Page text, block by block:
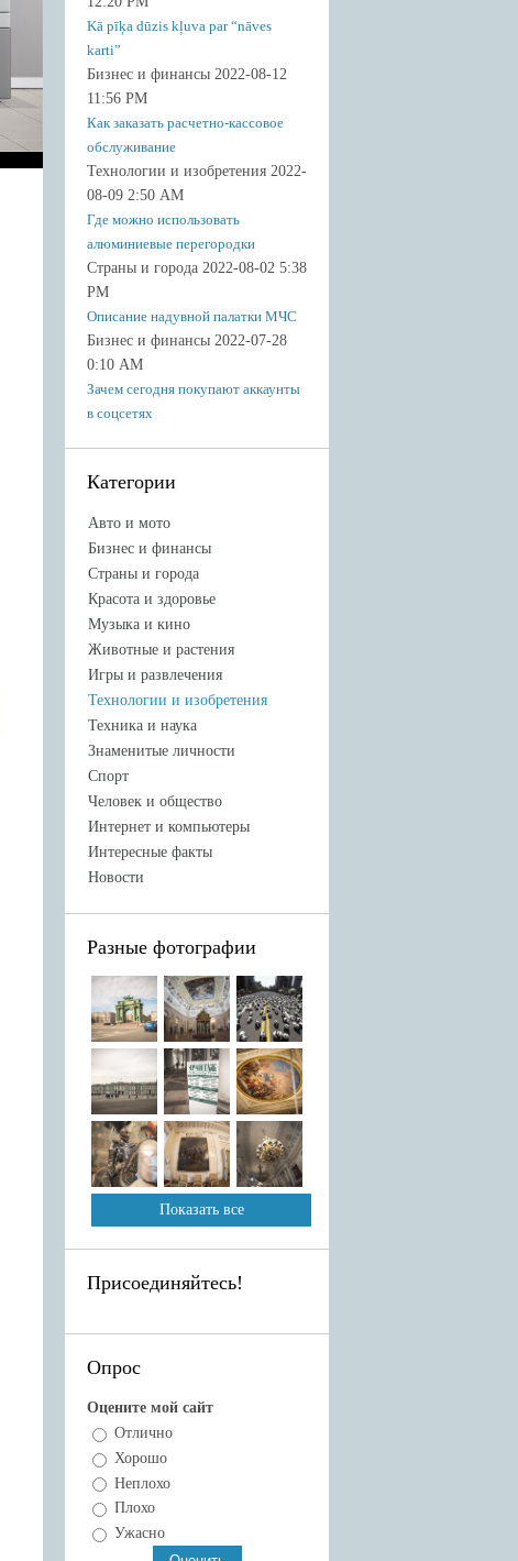
Kā pīķa dūzis kļuva par “nāves
karti”
Бизнес и финансы 2022-08-12
11:56 PM
Как заказать расчетно-кассовое
обслуживание
Технологии и изобретения 2022-
08-09 2:50 AM
Где можно использовать
алюминиевые перегородки
Страны и города 2022-08-02 5:38
PM
Описание надувной палатки МЧС
Бизнес и финансы 2022-07-28
0:10 AM
Зачем сегодня покупают аккаунты
в соцсетях
Категории
Авто и мото
Бизнес и финансы
Страны и города
Красота и здоровье
Музыка и кино
Животные и растения
Игры и развлечения
Технологии и изобретения
Техника и наука
Знаменитые личности
Спорт
Человек и общество
Интернет и компьютеры
Интересные факты
Новости
Разные фотографии
Показать все
Присоединяйтесь!
Опрос
Оцените мой сайт
Отлично
Хорошо
Неплохо
Плохо
Ужасно